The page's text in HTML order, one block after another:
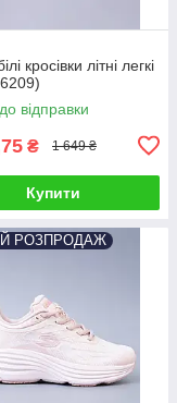
кросівки літні легкі
відправки
₴ 1 649 ₴
Купити
РОЗПРОДАЖ